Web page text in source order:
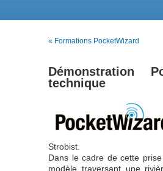
« Formations PocketWizard
Démonstration
technique
Strobist.
Dans le cadre de cette
modèle traversant une